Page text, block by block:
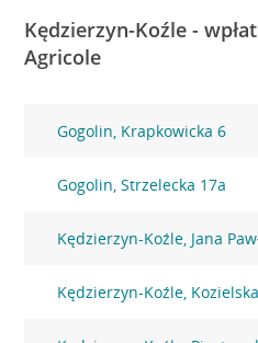
Kędzierzyn-Koźle -
Agricole
Gogolin, Krapkowicka 6
Gogolin, Strzelecka 17a
Kędzierzyn-Koźle, Jana
Kędzierzyn-Koźle,